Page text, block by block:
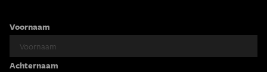
Voornaam
Achternaam